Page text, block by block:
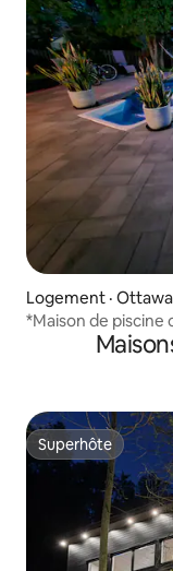
Logement · Ottawa
*Maison de piscine
Superhôte
Superhôte